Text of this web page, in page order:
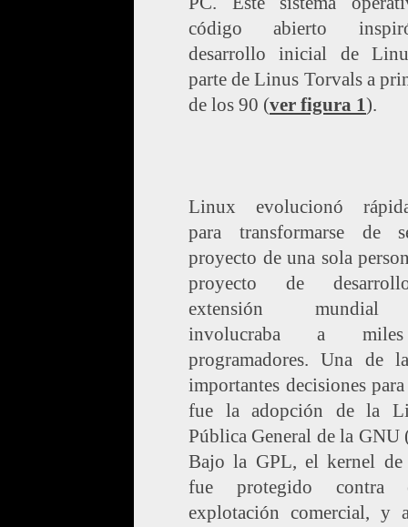
código abierto
desarrollo inicial de
parte de Linus Torvals a
de los 90 (ver figura 1).
Linux evolucionó
para transformarse de
proyecto de una sola
proyecto de
extensión
involucraba a
programadores. Una de
importantes decisiones
fue la adopción de la
Pública General de la GNU
Bajo la GPL, el kernel
fue protegido
explotación comercial, y